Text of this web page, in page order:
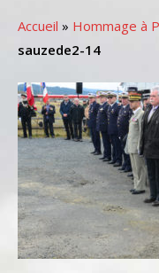
Accueil » Hommage à
sauzede2-14